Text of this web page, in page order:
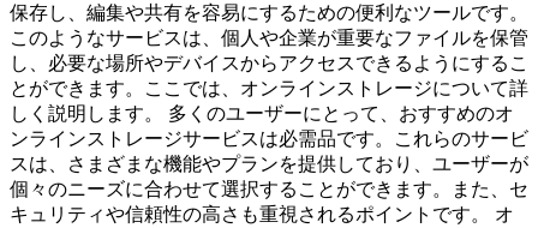
保存し、編集や共有を容易にするための便利なツールです。
このようなサービスは、個人や企業が重要なファイルを保管
し、必要な場所やデバイスからアクセスできるようにするこ
とができます。ここでは、オンラインストレージについて詳
しく説明します。 多くのユーザーにとって、おすすめのオ
ンラインストレージサービスは必需品です。これらのサービ
スは、さまざまな機能やプランを提供しており、ユーザーが
個々のニーズに合わせて選択することができます。また、セ
キュリティや信頼性の高さも重視されるポイントです。 オ